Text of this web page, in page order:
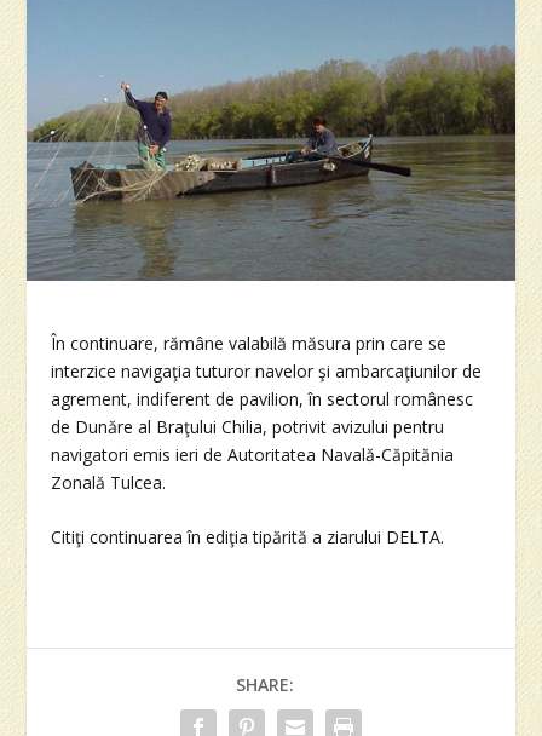
În continuare, rămâne valabilă măsura prin care se
interzice navigaţia tuturor navelor şi ambarcaţiunilor de
agrement, indiferent de pavilion, în sectorul românesc
de Dunăre al Braţului Chilia, potrivit avizului pentru
navigatori emis ieri de Autoritatea Navală-Căpitănia
Zonală Tulcea.
Citiţi continuarea în ediţia tipărită a ziarului DELTA.
SHARE: